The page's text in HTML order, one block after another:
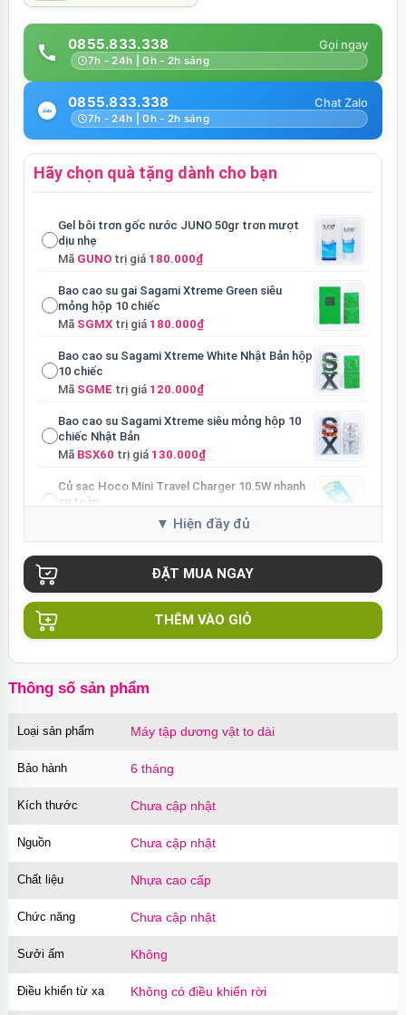
0855.833.338
7h - 24h | 0h - 2h sáng
0855.833.338
7h - 24h | 0h - 2h sáng
Hãy chọn quà tặng dành cho bạn
Gel bôi trơn gốc nước JUNO 50gr trơn mượt
dịu nhẹ
Mã GUNOtrị giá 180.000₫
Bao cao su gai Sagami Xtreme Green siêu
mỏng hộp 10 chiếc
Mã SGMXtrị giá 180.000₫
Bao cao su Sagami Xtreme White Nhật Bản hộp
10 chiếc
Mã SGME trị giá 120.000₫
Bao cao su Sagami Xtreme siêu mỏng hộp 10
chiếc Nhật Bản
Mã BSX60 trị giá 130.000₫
Củ sạc Hoco Mini Travel Charger 10.5W nhanh
an toàn
90.000₫
THÊM VÀO GIỎ
Thông số sản phẩm
Loại sản phẩm Máy tập dương vật to dài
Bảo hành 6 tháng
Kích thước Chưa cập nhật
Nguồn Chưa cập nhật
Chất liệu Nhựa cao cấp
Chức năng Chưa cập nhật
Sưởi ấm Không
Điều khiển từ xa Không có điều khiển rời